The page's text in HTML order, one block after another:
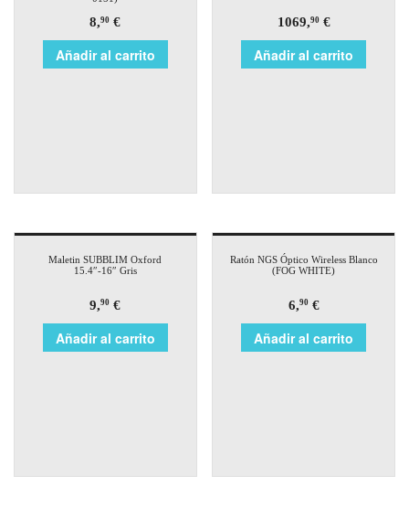
8,90 €
Añadir al carrito
1069,90€
Añadir al carrito
Maletin SUBBLIM Oxford
15.4″-16″ Gris
9,90 €
Añadir al carrito
Ratón NGS Óptico Wireless Blanco
(FOG WHITE)
6,90€
Añadir al carrito